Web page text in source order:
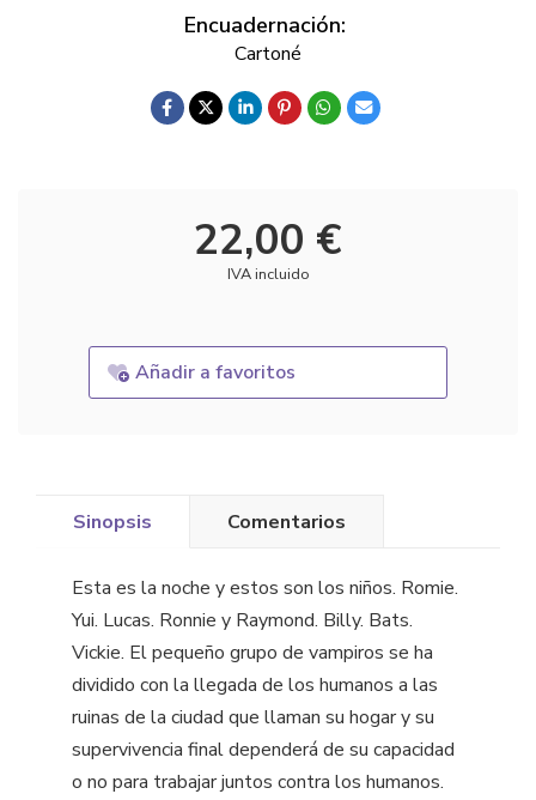
Encuadernación:
Cartoné
22,00 €
IVA incluido
Añadir a favoritos
Sinopsis Comentarios
Esta es la noche y estos son los niños. Romie.
Yui. Lucas. Ronnie y Raymond. Billy. Bats.
Vickie. El pequeño grupo de vampiros se ha
dividido con la llegada de los humanos a las
ruinas de la ciudad que llaman su hogar y su
supervivencia final dependerá de su capacidad
o no para trabajar juntos contra los humanos.